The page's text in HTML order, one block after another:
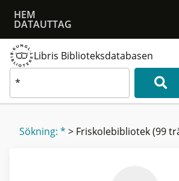
HEM
DATAUTTAG
Libris Biblioteksdatabasen
Sökning: * > Friskolebibliotek(99